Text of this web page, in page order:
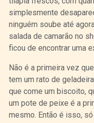
simplesmente
ninguém soube até
salada de camarão no
ficou de encontrar uma
Não é a primeira vez
tem um rato de
que come um biscoito,
um pote de peixe é a
mesmo. Então é isso,